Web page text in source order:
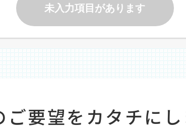
未入力項目があります
ご要望をカタチにし